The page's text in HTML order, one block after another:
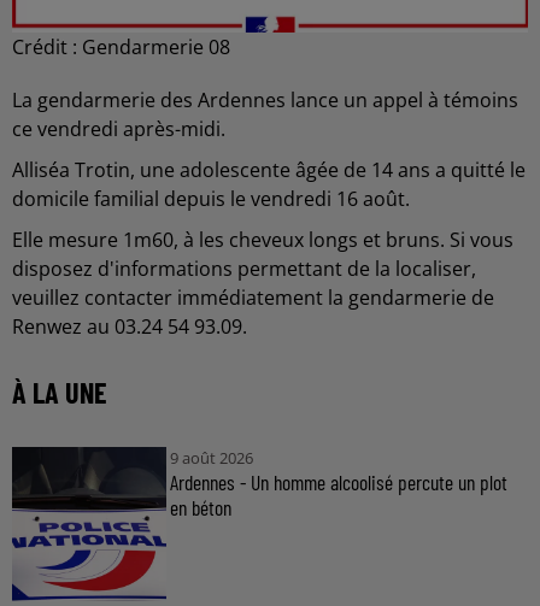
Crédit : Gendarmerie 08
La gendarmerie des Ardennes lance un appel à témoins
ce vendredi après-midi.
Alliséa Trotin, une adolescente âgée de 14 ans a quitté le
domicile familial depuis le vendredi 16 août.
Elle mesure 1m60, à les cheveux longs et bruns. Si vous
disposez d'informations permettant de la localiser,
veuillez contacter immédiatement la gendarmerie de
Renwez au 03.24 54 93.09.
À LA UNE
9 août 2026
Ardennes - Un homme alcoolisé percute un plot
en béton